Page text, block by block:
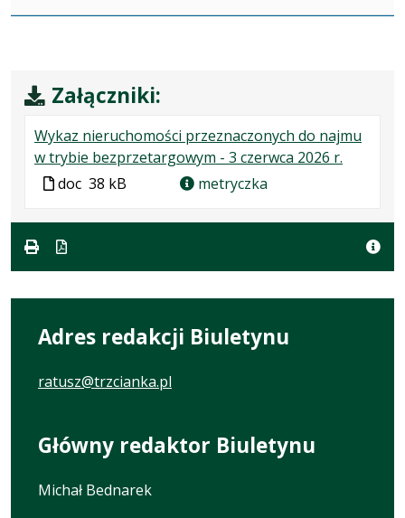
Załączniki:
Wykaz nieruchomości przeznaczonych do najmu
w trybie bezprzetargowym - 3 czerwca 2026 r.
formacie:
38
Plik
formacie
doc 38 kB metryczka
Adres redakcji Biuletynu
ratusz@trzcianka.pl
Główny redaktor Biuletynu
Michał Bednarek